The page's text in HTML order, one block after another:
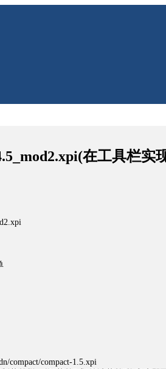
在工具栏实
compact/compact-1.5.xpi